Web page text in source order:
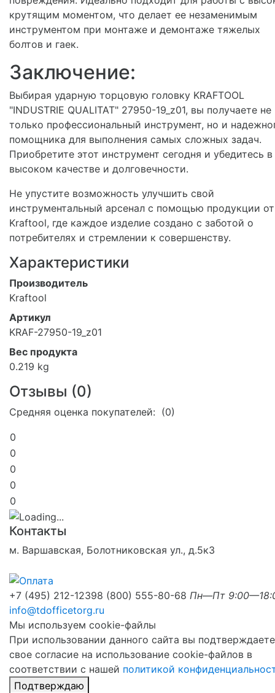
крутящим моментом, что делает ее незаменимым
инструментом при монтаже и демонтаже тяжелых
болтов и гаек.
Заключение:
Выбирая ударную торцовую головку KRAFTOOL
"INDUSTRIE QUALITAT" 27950-19_z01, вы получаете не
только профессиональный инструмент, но и
помощника для выполнения самых сложных задач.
Приобретите этот инструмент сегодня и убедитесь в
высоком качестве и долговечности.
Не упустите возможность улучшить свой
инструментальный арсенал с помощью продукции от
Kraftool, где каждое изделие создано с заботой о
потребителях и стремлении к совершенству.
Характеристики
Производитель
Kraftool
Артикул
KRAF-27950-19_z01
Вес продукта
0.219 kg
Отзывы (0)
Средняя оценка покупателей: (0)
0
0
0
0
0
Контакты
м. Варшавская, Болотниковская ул., д.5к3
+7 (495) 212-12398 (800) 555-80-68 Пн—Пт
info@tdofficetorg.ru
Мы используем cookie-файлы
При использовании данного сайта вы подтверждаете
свое согласие на использование cookie-файлов в
соответствии с нашей политикой
Подтверждаю